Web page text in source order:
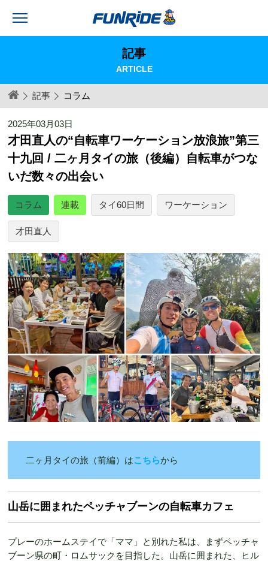
記事
ARTICLE
記事 コラム
2025年03月03日
才田直人の“自転車ワーケーション放浪旅”第三
十九回 / 二ヶ月タイの旅（後編）自転車がつな
いだ数々の出会い
コラム 連載 タイ60日間 ワーケーション
才田直人
二ヶ月タイの旅（前編）はこちらから
山岳に囲まれたペッチャブーンの自転車カフェ
プレーのホームステイで「ママ」と別れた私は、まずペッチャ
ブーン県の町・ロムサックを目指した。山岳に囲まれた、ヒル